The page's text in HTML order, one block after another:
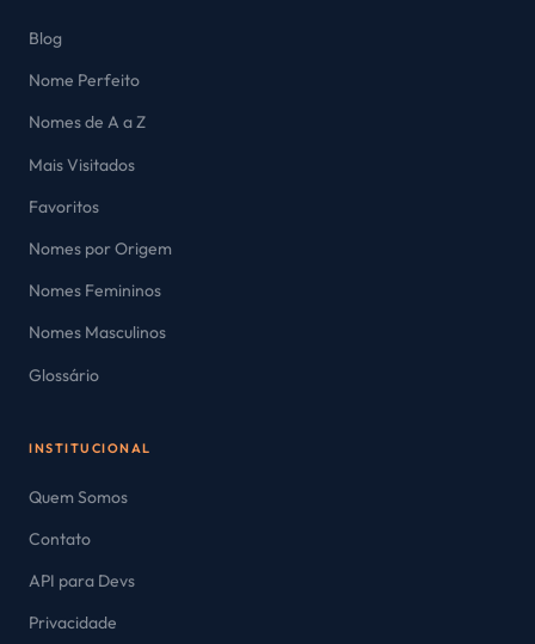
Blog
Nome Perfeito
Nomes de A a Z
Mais Visitados
Favoritos
Nomes por Origem
Nomes Femininos
Nomes Masculinos
Glossário
INSTITUCIONAL
Quem Somos
Contato
API para Devs
Privacidade